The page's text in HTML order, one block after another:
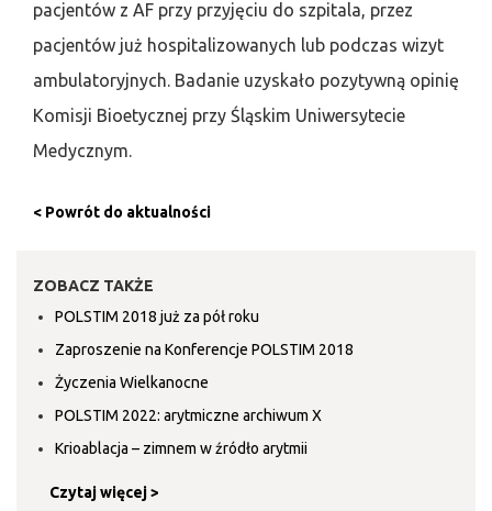
pacjentów z AF przy przyjęciu do szpitala, przez
pacjentów już hospitalizowanych lub podczas wizyt
ambulatoryjnych. Badanie uzyskało pozytywną opinię
Komisji Bioetycznej przy Śląskim Uniwersytecie
Medycznym.
< Powrót do aktualności
ZOBACZ TAKŻE
POLSTIM 2018 już za pół roku
Zaproszenie na Konferencje POLSTIM 2018
Życzenia Wielkanocne
POLSTIM 2022: arytmiczne archiwum X
Krioablacja – zimnem w źródło arytmii
Czytaj więcej >